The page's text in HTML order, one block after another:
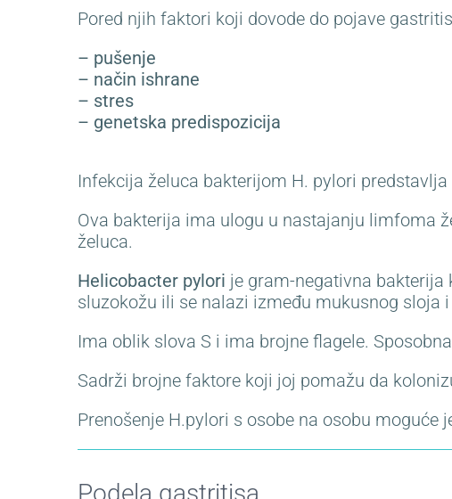
Pored njih faktori koji dovode do pojave
– pušenje
– način ishrane
– stres
– genetska predispozicija
Infekcija želuca bakterijom H. pylori
Ova bakterija ima ulogu u nastajanju limfoma
želuca.
Helicobacter pylori je gram-negativna
sluzokožu ili se nalazi između mukusnog sloja
Ima oblik slova S i ima brojne flagele.
Sadrži brojne faktore koji joj pomažu da
Prenošenje H.pylori s osobe na osobu
Podela gastritisa